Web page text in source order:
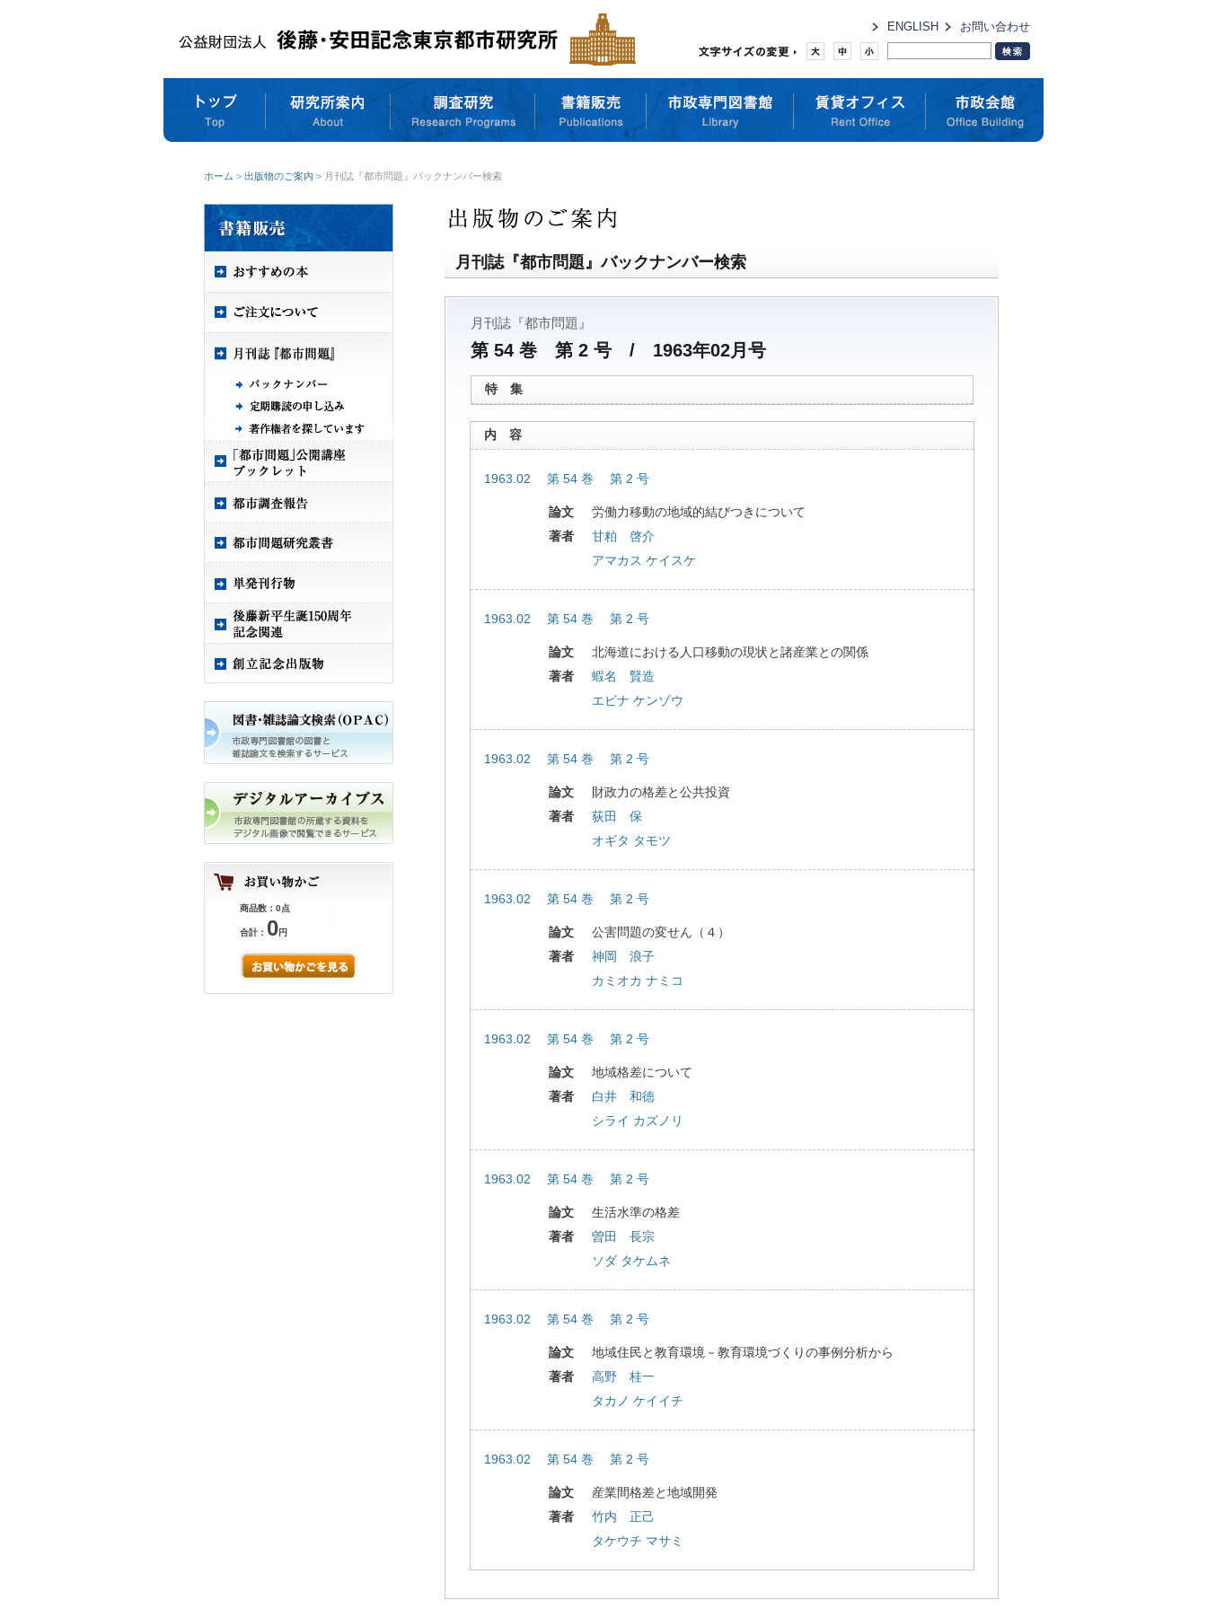
ENGLISH お問い合わせ
ホーム > 出版物のご案内 > 月刊誌『都市問題』バックナンバー検索
商品数：0点
合計： 0円
月刊誌『都市問題』バックナンバー検索
月刊誌『都市問題』
第 54 巻 第 2 号 / 1963年02月号
特 集
内 容
1963.02 第 54 巻 第 2 号
論文
労働力移動の地域的結びつきについて
著者
甘粕 啓介
アマカス ケイスケ
1963.02 第 54 巻 第 2 号
論文
北海道における人口移動の現状と諸産業との関係
著者
蝦名 賢造
エビナ ケンゾウ
1963.02 第 54 巻 第 2 号
論文
財政力の格差と公共投資
著者
荻田 保
オギタ タモツ
1963.02 第 54 巻 第 2 号
論文
公害問題の変せん（４）
著者
神岡 浪子
カミオカ ナミコ
1963.02 第 54 巻 第 2 号
論文
地域格差について
著者
白井 和徳
シライ カズノリ
1963.02 第 54 巻 第 2 号
論文
生活水準の格差
著者
曽田 長宗
ソダ タケムネ
1963.02 第 54 巻 第 2 号
論文
地域住民と教育環境－教育環境づくりの事例分析から
著者
高野 桂一
タカノ ケイイチ
1963.02 第 54 巻 第 2 号
論文
産業間格差と地域開発
著者
竹内 正己
タケウチ マサミ